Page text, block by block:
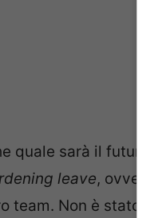
quale sarà il futuro
leave, ovvero
team. Non è stato